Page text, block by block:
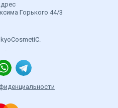
Горького 44/3
.